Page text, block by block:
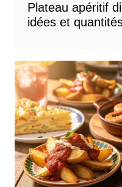
Plateau apéritif
idées et